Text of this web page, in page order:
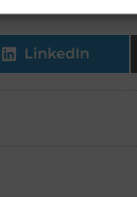
LinkedIn